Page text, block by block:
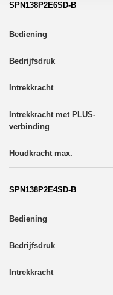
SPN138P2E6SD-B
SPN138P2E4SD-B